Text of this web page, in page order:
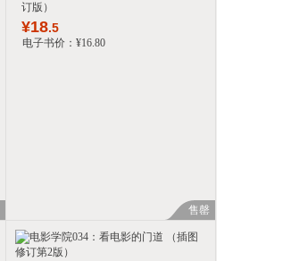
订版）
¥18.5
电子书价： ¥16.80
售罄